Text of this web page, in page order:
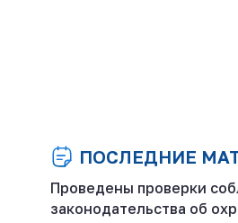
ПОСЛЕДНИЕ
Проведены проверки
законодательства об